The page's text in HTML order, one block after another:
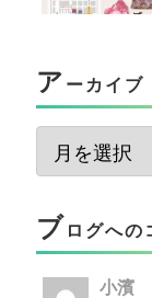
ア ーカイブ
ブ ログへの
小濱